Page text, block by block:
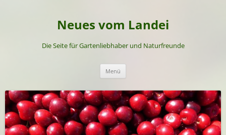
Neues vom Landei
Die Seite für Gartenliebhaber und Naturfreunde
Menü